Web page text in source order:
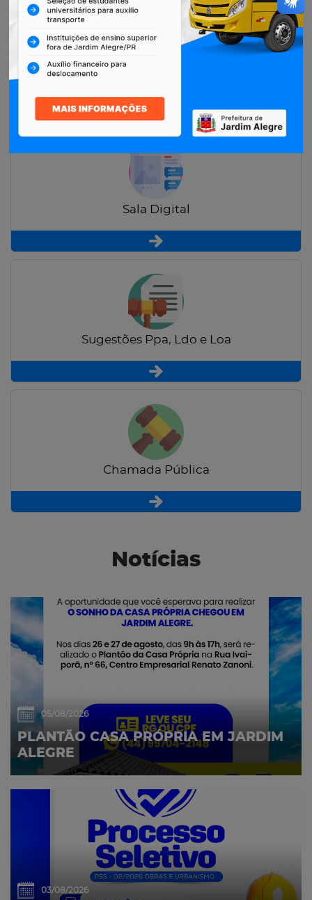
Restituição de Contribuintes
Sala Digital
Sugestões Ppa, Ldo e Loa
Chamada Pública
Notícias
05/08/2026
PLANTÃO CASA PRÓPRIA EM JARDIM
ALEGRE
03/08/2026